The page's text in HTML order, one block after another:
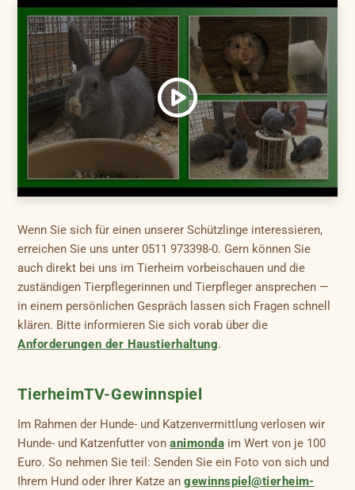
Wenn Sie sich für einen unserer Schützlinge interessieren,
erreichen Sie uns unter 0511 973398-0. Gern können Sie
auch direkt bei uns im Tierheim vorbeischauen und die
zuständigen Tierpflegerinnen und Tierpfleger ansprechen —
in einem persönlichen Gespräch lassen sich Fragen schnell
klären. Bitte informieren Sie sich vorab über die
Anforderungen der Haustierhaltung.
TierheimTV-Gewinnspiel
Im Rahmen der Hunde- und Katzenvermittlung verlosen wir
Hunde- und Katzenfutter vonanimonda im Wert von je 100
Euro. So nehmen Sie teil: Senden Sie ein Foto von sich und
Ihrem Hund oder Ihrer Katze angewinnspiel@tierheim-